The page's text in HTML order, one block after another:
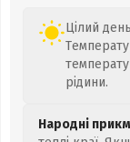
Цілий
рідини.
Народні